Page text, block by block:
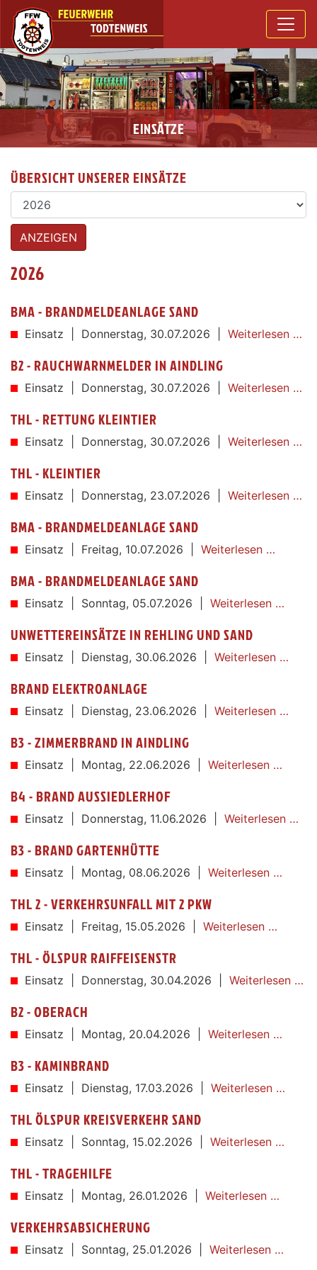
EINSÄTZE
ÜBERSICHT UNSERER EINSÄTZE
2026
BMA - BRANDMELDEANLAGE SAND
Einsatz | Donnerstag, 30.07.2026 Weiterlesen …
B2 - RAUCHWARNMELDER IN AINDLING
Einsatz | Donnerstag, 30.07.2026 Weiterlesen …
THL - RETTUNG KLEINTIER
Einsatz | Donnerstag, 30.07.2026 Weiterlesen …
THL - KLEINTIER
Einsatz | Donnerstag, 23.07.2026 Weiterlesen …
BMA - BRANDMELDEANLAGE SAND
Einsatz | Freitag, 10.07.2026 Weiterlesen …
BMA - BRANDMELDEANLAGE SAND
Einsatz | Sonntag, 05.07.2026 Weiterlesen …
UNWETTEREINSÄTZE IN REHLING UND SAND
Einsatz | Dienstag, 30.06.2026 Weiterlesen …
BRAND ELEKTROANLAGE
Einsatz | Dienstag, 23.06.2026 Weiterlesen …
B3 - ZIMMERBRAND IN AINDLING
Einsatz | Montag, 22.06.2026 Weiterlesen …
B4 - BRAND AUSSIEDLERHOF
Einsatz | Donnerstag, 11.06.2026 Weiterlesen …
B3 - BRAND GARTENHÜTTE
Einsatz | Montag, 08.06.2026 Weiterlesen …
THL 2 - VERKEHRSUNFALL MIT 2 PKW
Einsatz | Freitag, 15.05.2026 Weiterlesen …
THL - ÖLSPUR RAIFFEISENSTR
Einsatz | Donnerstag, 30.04.2026 Weiterlesen …
B2 - OBERACH
Einsatz | Montag, 20.04.2026 Weiterlesen …
B3 - KAMINBRAND
Einsatz | Dienstag, 17.03.2026 Weiterlesen …
THL ÖLSPUR KREISVERKEHR SAND
Einsatz | Sonntag, 15.02.2026 Weiterlesen …
THL - TRAGEHILFE
Einsatz | Montag, 26.01.2026 Weiterlesen …
VERKEHRSABSICHERUNG
Einsatz | Sonntag, 25.01.2026 Weiterlesen …